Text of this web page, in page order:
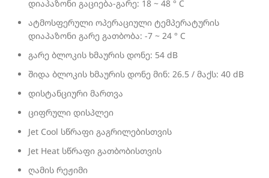
დიაპაზონი გაციება-გარე: 18 ~ 48 ° C
ატმოსფერული ოპერაციული ტემპერატურის
დიაპაზონი გარე გათბობა: -7 ~ 24 ° C
გარე ბლოკის ხმაურის დონე: 54 dB
შიდა ბლოკის ხმაურის დონე მინ: 26.5 / მაქს: 40 dB
დისტანციური მართვა
ციფრული დისპლეი
Jet Cool სწრაფი გაგრილებისთვის
Jet Heat სწრაფი გათბობისთვის
ღამის რეჟიმი